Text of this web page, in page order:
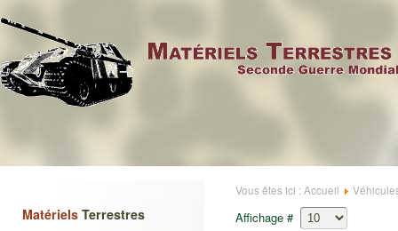
Matériels Terrestres
Vous êtes ici : Accueil
Affichage #